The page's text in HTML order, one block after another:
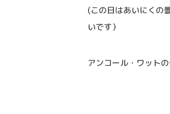
(この日はあいにくの
いです）
アンコール・ワット